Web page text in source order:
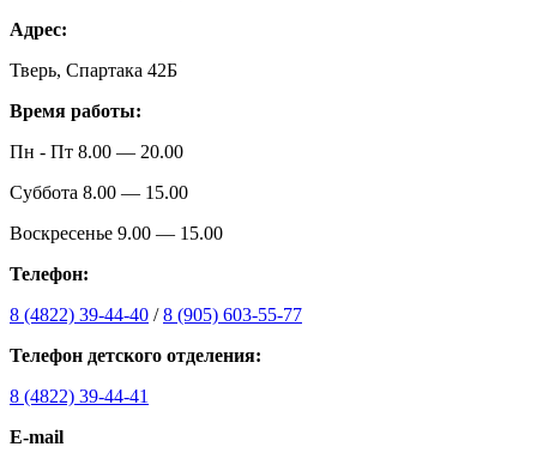
Адрес:
Тверь, Спартака 42Б
Время работы:
Пн - Пт 8.00 — 20.00
Суббота 8.00 — 15.00
Воскресенье 9.00 — 15.00
Телефон:
8 (4822) 39-44-40 /8 (905) 603-55-77
Телефон детского отделения:
8 (4822) 39-44-41
E-mail